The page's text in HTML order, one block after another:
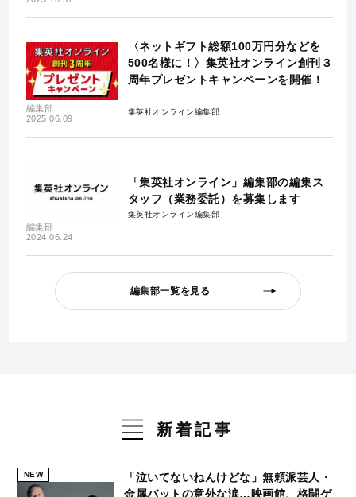
編集部
2025.06.09
〈ネットギフト総額100万円分などを
500名様に！〉集英社オンライン創刊３
周年プレゼントキャンペーンを開催！
集英社オンライン編集部
編集部
2024.06.24
「集英社オンライン」編集部の編集ス
タッフ（業務委託）を募集します
集英社オンライン編集部
編集部一覧を見る
新着記事
NEW
「泣いてないねんけどな」無頼派芸人・
金属バットの意外な涙…映画館、格闘ゲ